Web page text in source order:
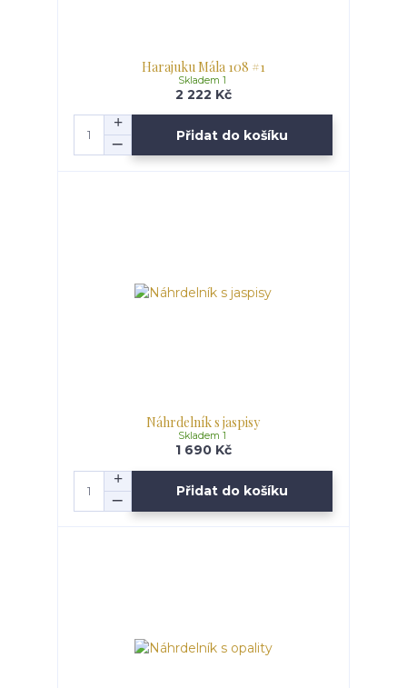
Harajuku Mála 108 #1
2 222 Kč
Skladem 1
Přidat do košíku
Náhrdelník s jaspisy
1 690 Kč
Skladem 1
Přidat do košíku